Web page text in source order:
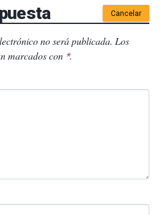
Cancelar
no será publicada. Los
marcados con *.